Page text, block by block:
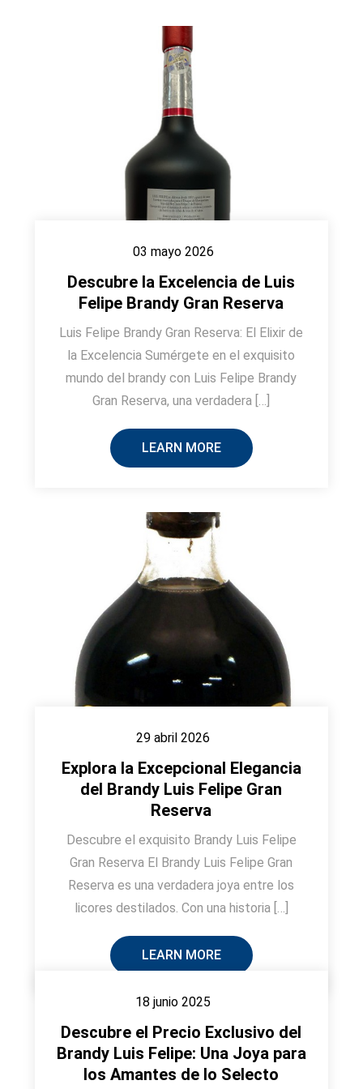
03 mayo 2026
Descubre la Excelencia de Luis
Felipe Brandy Gran Reserva
Luis Felipe Brandy Gran Reserva: El Elixir de
la Excelencia Sumérgete en el exquisito
mundo del brandy con Luis Felipe Brandy
Gran Reserva, una verdadera […]
LEARN MORE
29 abril 2026
Explora la Excepcional Elegancia
del Brandy Luis Felipe Gran
Reserva
Descubre el exquisito Brandy Luis Felipe
Gran Reserva El Brandy Luis Felipe Gran
Reserva es una verdadera joya entre los
licores destilados. Con una historia […]
LEARN MORE
18 junio 2025
Descubre el Precio Exclusivo del
Brandy Luis Felipe: Una Joya para
los Amantes de lo Selecto